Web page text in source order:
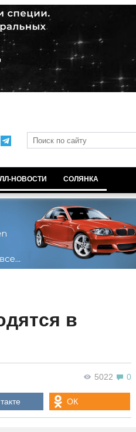
НОВОСТИ СОЛЯНКА
в
5022 0
ОК